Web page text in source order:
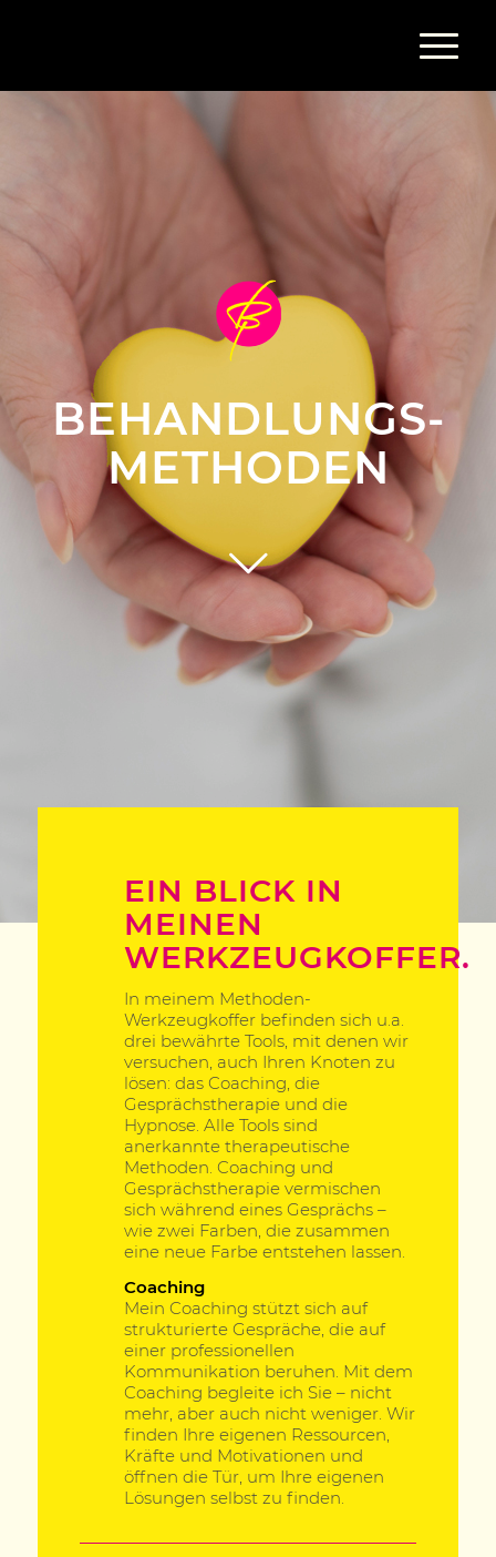
BE­HAND­LUNGS­
METHODEN
EIN BLICK IN
MEINEN
WERKZEUGKOFFER.
In meinem Methoden-
Werkzeugkoffer befinden sich u.a.
drei bewährte Tools, mit denen wir
versuchen, auch Ihren Knoten zu
lösen: das Coaching, die
Gesprächstherapie und die
Hypnose. Alle Tools sind
anerkannte therapeutische
Methoden. Coaching und
Gesprächstherapie vermischen
sich während eines Gesprächs –
wie zwei Farben, die zusammen
eine neue Farbe entstehen lassen.
Coaching
Mein Coaching stützt sich auf
strukturierte Gespräche, die auf
einer professionellen
Kommunikation beruhen. Mit dem
Coaching begleite ich Sie – nicht
mehr, aber auch nicht weniger. Wir
finden Ihre eigenen Ressourcen,
Kräfte und Motivationen und
öffnen die Tür, um Ihre eigenen
Lösungen selbst zu finden.